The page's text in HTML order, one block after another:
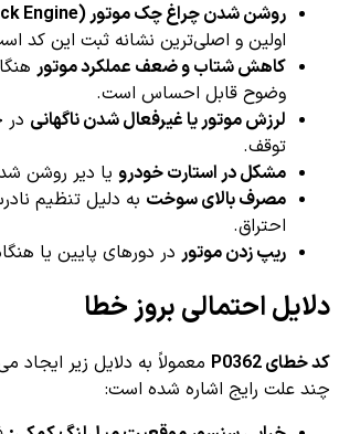
روشن شدن چراغ چک موتور (Check Engine)
اولین و اصلی‌ترین نشانه ثبت این کد
کاهش شتاب و ضعف عملکرد موتور
وضوح قابل احساس است.
لرزش موتور یا غیرفعال شدن ناگهانی
توقف.
مشکل در استارت خودرو یا دیر روشن
مصرف بالای سوخت به دلیل تنظیم
احتراق.
ریپ زدن موتور در دورهای پایین یا
دلایل احتمالی بروز خطا
کد خطای P0362
معمولاً به دلایل زیر ایجاد
چند علت رایج اشاره شده است: